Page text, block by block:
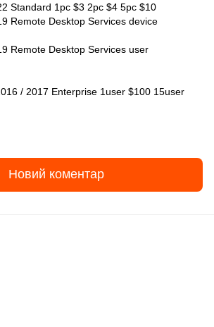
Standard 1pc $3 2pc $4 5pc $10
Remote Desktop Services device
Remote Desktop Services user
/ 2017 Enterprise 1user $100 15user
Новий коментар